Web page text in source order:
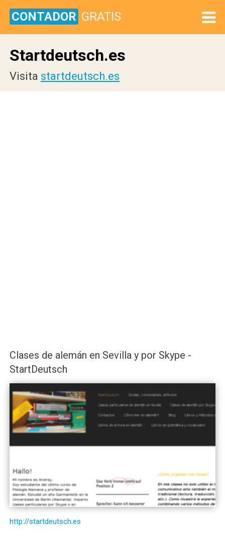
CONTADOR GRATIS
Startdeutsch.es
Visita startdeutsch.es
Clases de alemán en Sevilla y por Skype -
StartDeutsch
http://startdeutsch.es